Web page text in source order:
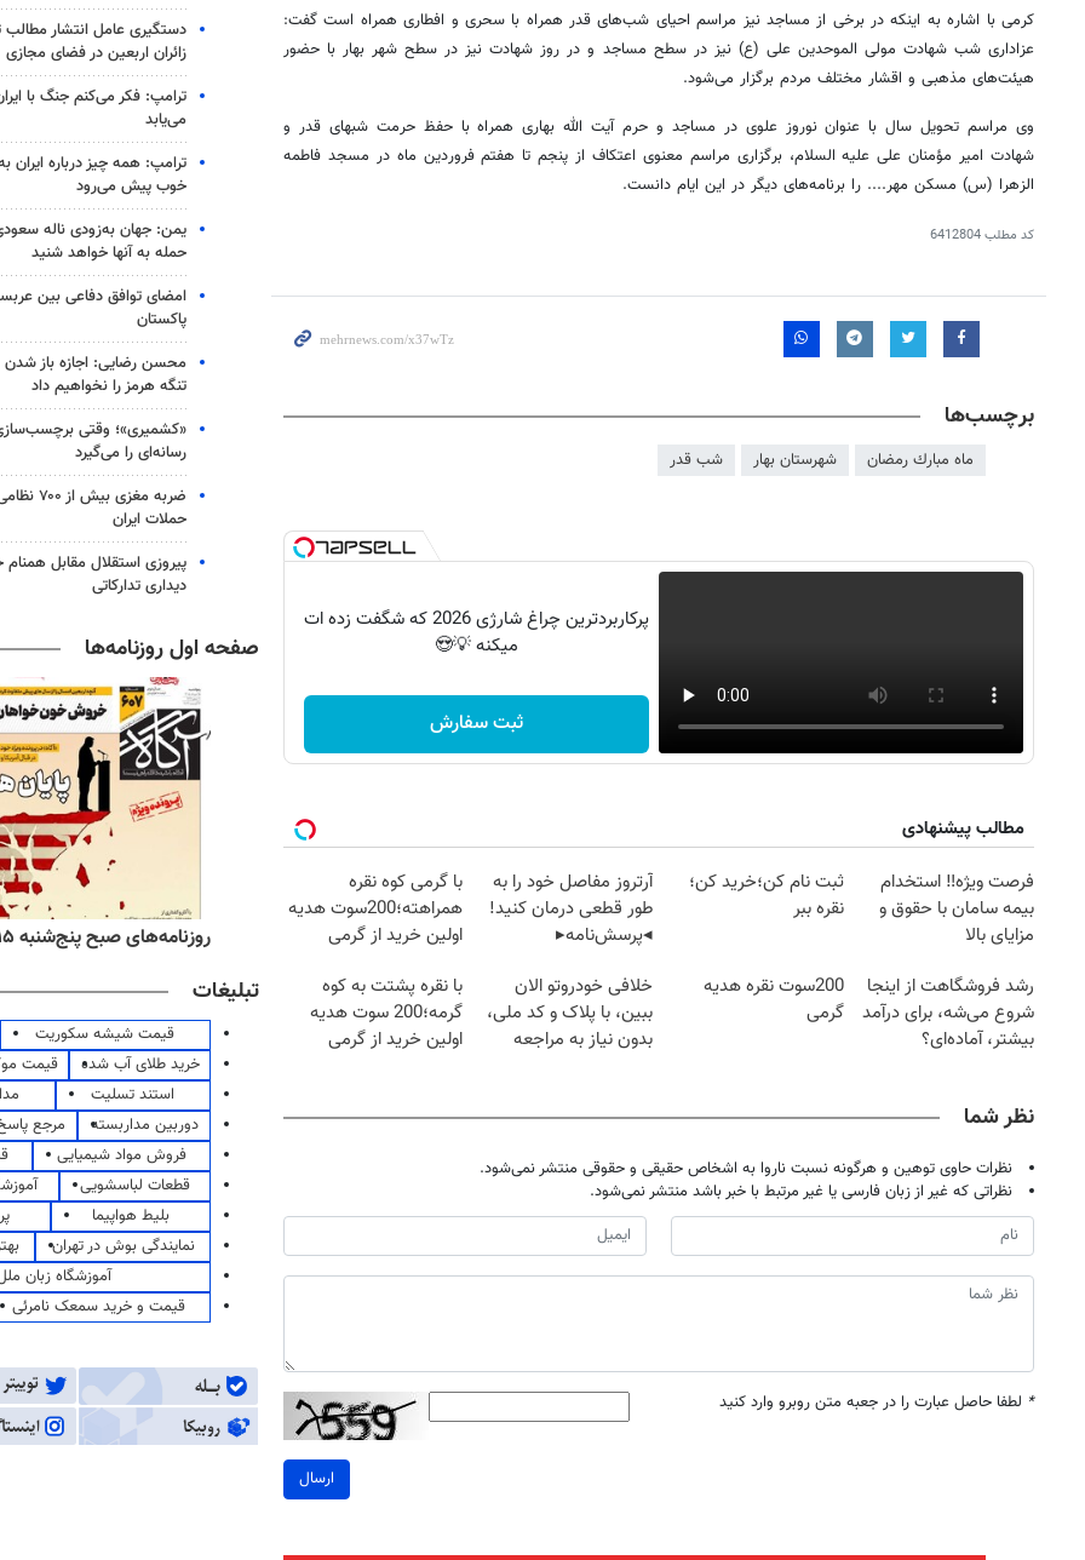
کرمی با اشاره به اینکه در برخی از مساجد نیز مراسم احیای شب‌های قدر همراه با سحری و افطاری همراه است گفت:
عزاداری شب شهادت مولی الموحدین علی (ع) نیز در سطح مساجد و در روز شهادت نیز در سطح شهر بهار با حضور
هیئت‌های مذهبی و اقشار مختلف مردم برگزار می‌شود.
وی مراسم تحویل سال با عنوان نوروز علوی در مساجد و حرم آیت الله بهاری همراه با حفظ حرمتشبهای قدر و
شهادت امیر مؤمنان علی علیه السلام، برگزاری مراسم معنوی اعتکاف از پنجم تا هفتم فروردین ماه در مسجد فاطمه
الزهرا (س) مسکن مهر.... را برنامه‌های دیگر در این ایام دانست.
کد مطلب6412804
برچسب‌ها
ماه مبارك رمضان شهرستان بهار شب قدر
پرکاربردترین چراغ شارژی 2026 که شگفت زده ات
میکنه 💡😍
ثبت سفارش
مطالب پیشنهادی
فرصت ویژه‼️ استخدام
بیمه سامان با حقوق و
مزایای بالا
ثبت نام کن؛خرید کن؛
نقره ببر
آرتروز مفاصل خود را به
طور قطعی درمان کنید!
◂پرسش‌نامه▸
با گرمی کوه نقره
همراهته؛200سوت هدیه
اولین خرید از گرمی
رشد فروشگاهت از اینجا
شروع می‌شه، برای درآمد
بیشتر، آماده‌ای؟
200سوت نقره هدیه
گرمی
خلافی خودروتو الان
ببین، با پلاک و کد ملی،
بدون نیاز به مراجعه
با نقره پشتت به کوه
گرمه؛200 سوت هدیه
اولین خرید از گرمی
نظر شما
نظرات حاوی توهین و هرگونه نسبت ناروا به اشخاص حقیقی و حقوقی منتشر نمی‌شود.
نظراتی که غیر از زبان فارسی یا غیر مرتبط با خبر باشد منتشر نمی‌شود.
* لطفا حاصل عبارت را در جعبه متن روبرو وارد کنید
ارسال
دستگیری عامل انتشار مطالب
زائران اربعین در فضای مجازی
ترامپ: فکر می‌کنم جنگ با
می‌یابد
ترامپ: همه چیز درباره ایران
خوب پیش می‌رود
یمن: جهان به‌زودی ناله
حمله به آنها خواهد شنید
امضای توافق دفاعی بین
پاکستان
محسن رضایی: اجازه باز
تنگه هرمز را نخواهیم داد
«کشمیری»؛ وقتی
رسانه‌ای را می‌گیرد
ضربه مغزی
حملات ایران
پیروزی استقلال مقابل همنام
دیداری تدارکاتی
صفحه اول روزنامه‌ها
روزنامه‌های اقتصادی پنج‌شنبه ۱۵ مرداد ۱۴۰۵ روزنامه‌های صبح پنج‌شنبه ۱۵ مرداد ۱۴۰۵
تبلیغات
قیمت شیشه سکوریت
خرید طلای آب شده
قیمت
استند تسلیت
دوربین مداربسته
مرجع
فروش مواد شیمیایی
قطعات لباسشویی
بلیط هواپیما
نمایندگی بوش در تهران
آموزشگاه زبان
قیمت و خرید سمعک نامرئی